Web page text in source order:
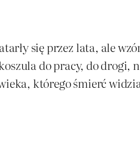
się przez lata, ale
do pracy, do drogi,
którego śmierć